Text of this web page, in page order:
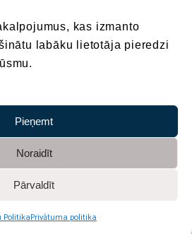
kas izmanto
labāku lietotāja pieredzi
Pieņemt
Noraidīt
Pārvaldīt
PolitikaPrivātuma politika